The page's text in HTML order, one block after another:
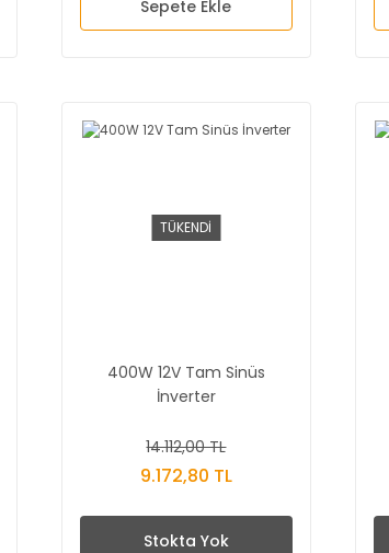
Sepete Ekle
TÜKENDİ
400W 12V Tam Sinüs
İnverter
14.112,00 TL
9.172,80 TL
Stokta Yok